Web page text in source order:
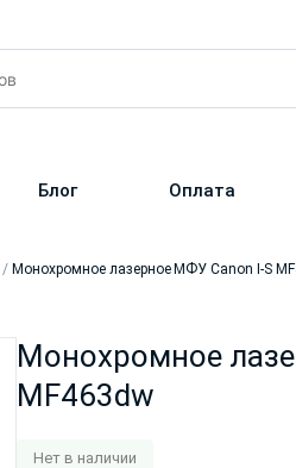
Блог Оплата
/ Монохромное лазерное МФУ Canon I-S
Монохромное
MF463dw
Нет в наличии